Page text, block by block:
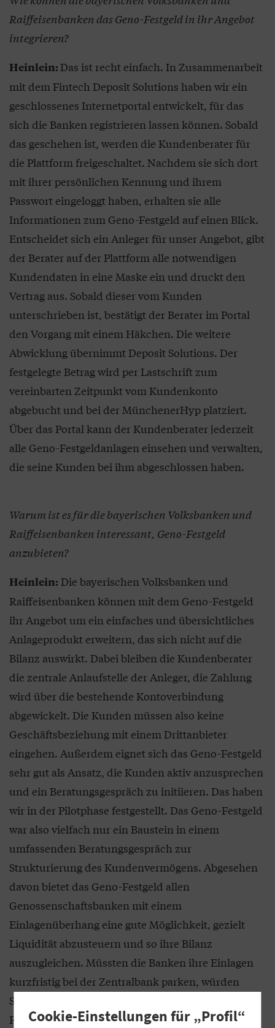
Raiffeisenbanken das Geno-Festgeld in ihr Angebot
integrieren?
Heinlein:Das ist recht einfach. In Zusammenarbeit
mit dem Fintech Deposit Solutions haben wir ein
geschlossenes Internetportal entwickelt, für das
sich die Banken registrieren lassen können. Sobald
das geschehen ist, werden die Kundenberater für
die Plattform freigeschaltet. Nachdem sie sich dort
mit ihrer persönlichen Kennung und ihrem
Passwort eingeloggt haben, erhalten sie alle
Informationen zum Geno-Festgeld auf einen Blick.
Entscheidet sich ein Anleger für unser Angebot, gibt
der Berater auf der Plattform alle notwendigen
Kundendaten in eine Maske ein und druckt den
Vertrag aus. Sobald dieser vom Kunden
unterschrieben ist, bestätigt der Berater im Portal
den Vorgang mit einem Häkchen. Die weitere
Abwicklung übernimmt Deposit Solutions. Der
festgelegte Betrag wird per Lastschrift zum
vereinbarten Zeitpunkt vom Kundenkonto
abgebucht und bei der MünchenerHyp platziert.
Über das Portal kann der Kundenberater jederzeit
alle Geno-Festgeldanlagen einsehen und verwalten,
die seine Kunden bei ihm abgeschlossen haben.
Warum ist es für die bayerischen Volksbanken und
Raiffeisenbanken interessant, Geno-Festgeld
anzubieten?
Heinlein: Die bayerischen Volksbanken und
Raiffeisenbanken können mit dem Geno-Festgeld
ihr Angebot um ein einfaches und übersichtliches
Anlageprodukt erweitern, das sich nicht auf die
Bilanz auswirkt. Dabei bleiben die Kundenberater
die zentrale Anlaufstelle der Anleger, die Zahlung
wird über die bestehende Kontoverbindung
abgewickelt. Die Kunden müssen also keine
Geschäftsbeziehung mit einem Drittanbieter
eingehen. Außerdem eignet sich das Geno-Festgeld
sehr gut als Ansatz, die Kunden aktiv anzusprechen
und ein Beratungsgespräch zu initiieren. Das haben
wir in der Pilotphase festgestellt. Das Geno-Festgeld
war also vielfach nur ein Baustein in einem
umfassenden Beratungsgespräch zur
Strukturierung des Kundenvermögens. Abgesehen
davon bietet das Geno-Festgeld allen
Genossenschaftsbanken mit einem
Einlagenüberhang eine gute Möglichkeit, gezielt
Liquidität abzusteuern und so ihre Bilanz
auszugleichen. Müssten die Banken ihre Einlagen
kurzfristig bei der Zentralbank parken, würden
Strafzinsen fällig. Aus unserer Sicht ist Geno-
Festgeld daher sowohl für die Kunden als auch die
Cookie-Einstellungen für „Profil“